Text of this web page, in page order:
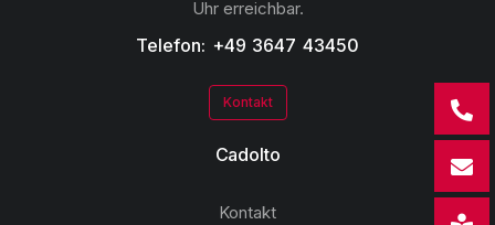
Uhr erreichbar.
Telefon: +49 3647 43450
Kontakt
Cadolto
Kontakt